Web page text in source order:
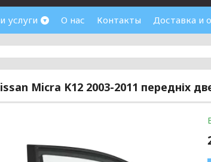
услуги О нас Контакты Доставка и
Micra K12 2003-2011 передніх